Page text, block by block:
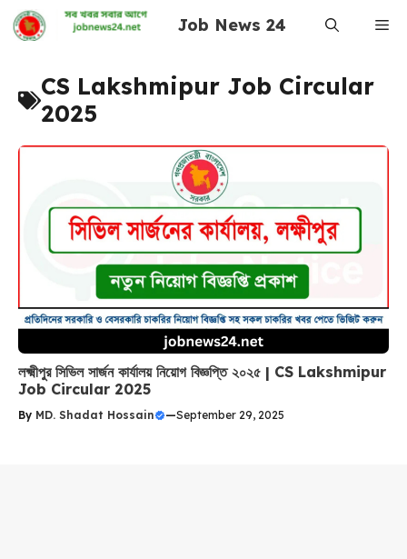
Skip
content
Job News 24
CS Lakshmipur Job Circular
2025
লক্ষ্মীপুর সিভিল সার্জন কার্যালয় নিয়োগ বিজ্ঞপ্তি ২০২৫ | CS Lakshmipur
Job Circular 2025
By MD. Shadat Hossain —September 29, 2025